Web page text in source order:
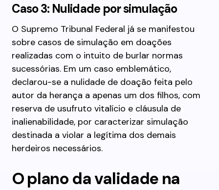
Caso 3: Nulidade por simulação
O Supremo Tribunal Federal já se manifestou
sobre casos de simulação em doações
realizadas com o intuito de burlar normas
sucessórias. Em um caso emblemático,
declarou-se a nulidade de doação feita pelo
autor da herança a apenas um dos filhos, com
reserva de usufruto vitalício e cláusula de
inalienabilidade, por caracterizar simulação
destinada a violar a legítima dos demais
herdeiros necessários.
O plano da validade na